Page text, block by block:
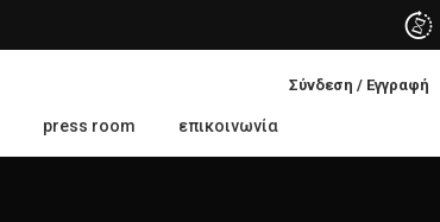
Σύνδεση / Εγγραφή
press room επικοινωνία